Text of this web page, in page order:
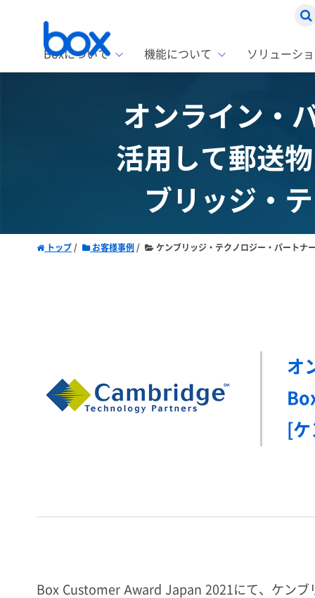
Boxについて
Box
Boxの特
スト
コス
AIエ
機能について
Box
Box
Box
Box
Box
ソリューシ
ソリ
課題別
ファ
DXの
お客
企業規模
1名
製品
オンライン・
活用して郵送
ブリッジ・
トップ お客様事例 ケンブリッジ・テクノロジー・パートナ
オ
[
Box Customer Award Japan 2021にて、ケンブ